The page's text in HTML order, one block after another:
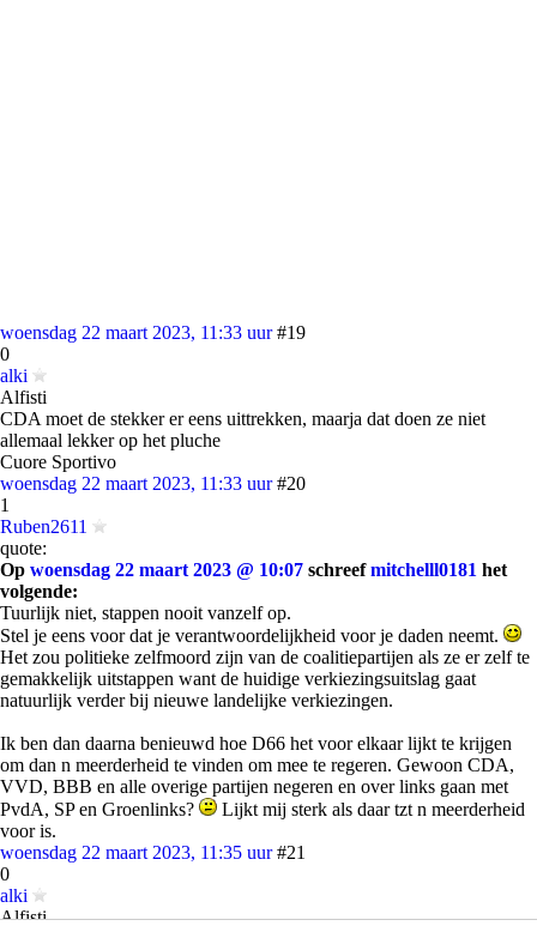
woensdag 22 maart 2023, 11:33 uur #19
0
alki
Alfisti
CDA moet de stekker er eens uittrekken, maarja dat doen ze niet
allemaal lekker op het pluche
Cuore Sportivo
woensdag 22 maart 2023, 11:33 uur #20
1
Ruben2611
quote:
Op woensdag 22 maart 2023 @ 10:07 schreefmitchelll0181 het
volgende:
Tuurlijk niet, stappen nooit vanzelf op.
Stel je eens voor dat je verantwoordelijkheid voor je daden neemt.
Het zou politieke zelfmoord zijn van de coalitiepartijen als ze er zelf te
gemakkelijk uitstappen want de huidige verkiezingsuitslag gaat
natuurlijk verder bij nieuwe landelijke verkiezingen.
Ik ben dan daarna benieuwd hoe D66 het voor elkaar lijkt te krijgen
om dan n meerderheid te vinden om mee te regeren. Gewoon CDA,
VVD, BBB en alle overige partijen negeren en over links gaan met
PvdA, SP en Groenlinks?
Lijkt mij sterk als daar tzt n meerderheid
voor is.
woensdag 22 maart 2023, 11:35 uur #21
0
alki
Alfisti